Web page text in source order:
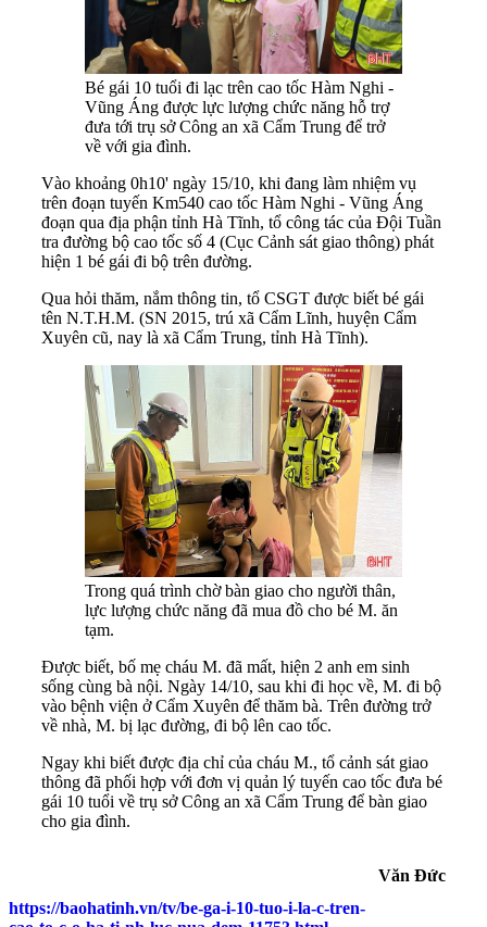
Bé gái 10 tuổi đi lạc trên cao tốc Hàm Nghi -
Vũng Áng được lực lượng chức năng hỗ trợ
đưa tới trụ sở Công an xã Cẩm Trung để trở
về với gia đình.
Vào khoảng 0h10' ngày 15/10, khi đang làm nhiệm vụ
trên đoạn tuyến Km540 cao tốc Hàm Nghi - Vũng Áng
đoạn qua địa phận tỉnh Hà Tĩnh, tổ công tác của Đội Tuần
tra đường bộ cao tốc số 4 (Cục Cảnh sát giao thông) phát
hiện 1 bé gái đi bộ trên đường.
Qua hỏi thăm, nắm thông tin, tổ CSGT được biết bé gái
tên N.T.H.M. (SN 2015, trú xã Cẩm Lĩnh, huyện Cẩm
Xuyên cũ, nay là xã Cẩm Trung, tỉnh Hà Tĩnh).
Trong quá trình chờ bàn giao cho người thân,
lực lượng chức năng đã mua đồ cho bé M. ăn
tạm.
Được biết, bố mẹ cháu M. đã mất, hiện 2 anh em sinh
sống cùng bà nội. Ngày 14/10, sau khi đi học về, M. đi bộ
vào bệnh viện ở Cẩm Xuyên để thăm bà. Trên đường trở
về nhà, M. bị lạc đường, đi bộ lên cao tốc.
Ngay khi biết được địa chỉ của cháu M., tổ cảnh sát giao
thông đã phối hợp với đơn vị quản lý tuyến cao tốc đưa bé
gái 10 tuổi về trụ sở Công an xã Cẩm Trung để bàn giao
cho gia đình.
Văn Đức
https://baohatinh.vn/tv/be-ga-i-10-tuo-i-la-c-tren-